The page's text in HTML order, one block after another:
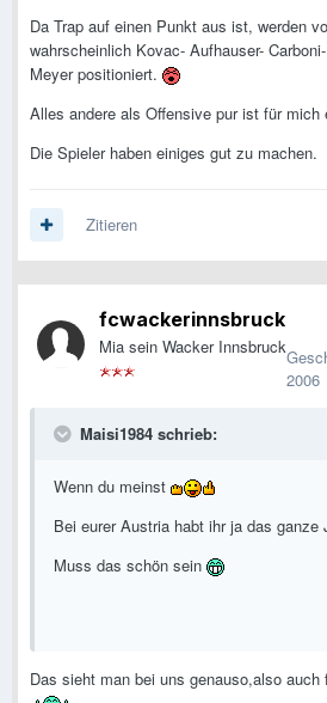
Da Trap auf einen Punkt aus ist, werden
wahrscheinlich Kovac- Aufhauser-
Meyer positioniert.
Alles andere als Offensive pur ist für mich
Die Spieler haben einiges gut zu machen.
Zitieren
fcwackerinnsbruck
Mia sein Wacker Innsbruck
2006
Maisi1984 schrieb:
Wenn du meinst
Bei eurer Austria habt ihr ja das ganze
Muss das schön sein
Das sieht man bei uns genauso,also auch